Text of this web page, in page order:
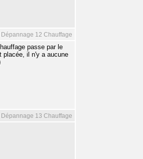
12 Chauffage
passe par le
placée, il n'y a aucune
13 Chauffage